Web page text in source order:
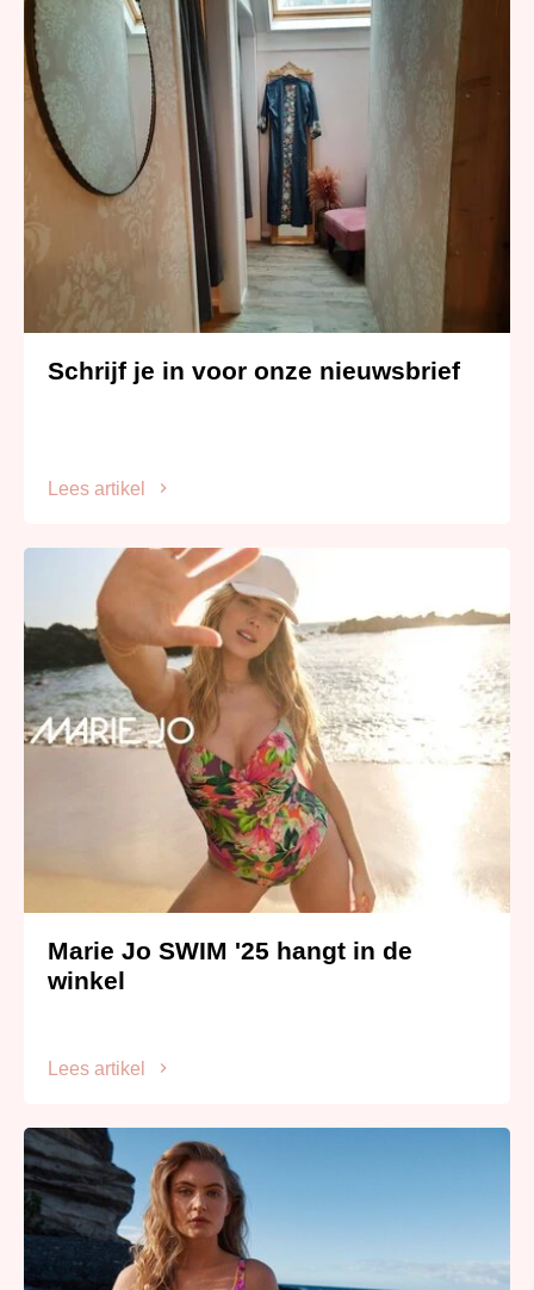
Schrijf je in voor onze nieuwsbrief
Lees artikel
Marie Jo SWIM '25 hangt in de
winkel
Lees artikel